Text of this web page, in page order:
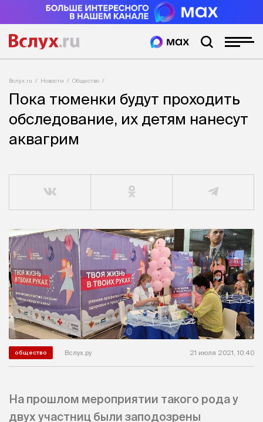
Вслух.ru Новости Общество
Пока тюменки будут проходить
обследование, их детям нанесут
аквагрим
общество Вслух.ру 21 июля 2021, 10:40
На прошлом мероприятии такого рода у
двух участниц были заподозрены